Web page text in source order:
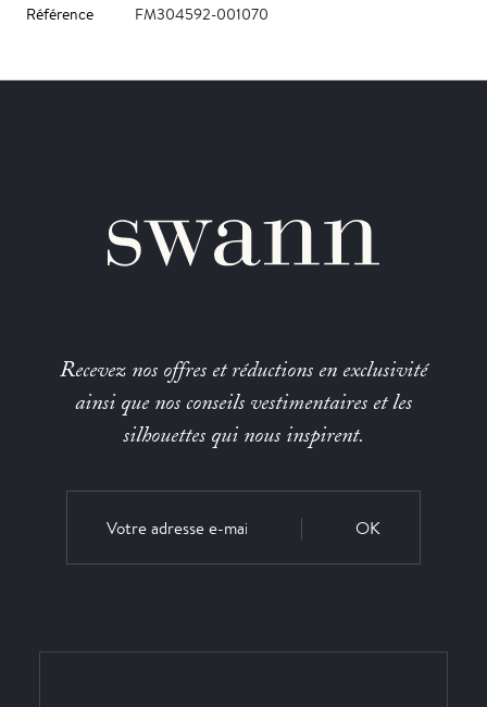
Référence
FM304592-001070
Recevez nos offres et réductions en exclusivité
ainsi que nos conseils vestimentaires et les
silhouettes qui nous inspirent.
OK